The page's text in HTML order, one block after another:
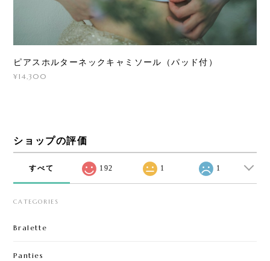
ピアスホルターネックキャミソール（パッド付）
¥14,300
ショップの評価
すべて 192 1 1
CATEGORIES
Bralette
Panties